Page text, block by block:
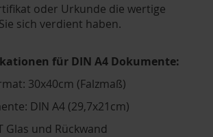
oder Urkunde die wertige
sich verdient haben.
für DIN A4 Dokumente:
30x40cm (Falzmaß)
DIN A4 (29,7x21cm)
Glas und Rückwand